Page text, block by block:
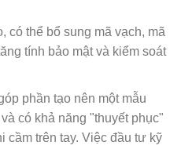
có thể bổ sung mã vạch, mã
tính bảo mật và kiểm soát
phần tạo nên một mẫu
có khả năng "thuyết phục"
cầm trên tay. Việc đầu tư kỹ